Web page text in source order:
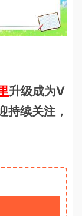
升级成为V
持续关注，